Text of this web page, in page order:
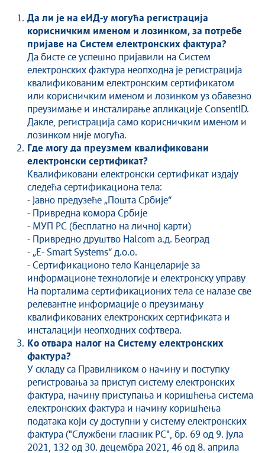
Да ли је на еИД-у могућа регистрација
корисничким именом и лозинком, за потребе
пријаве на Систем електронских фактура?
Да бисте се успешно пријавили на Систем
електронских фактура неопходна је регистрација
квалификованим електронским сертификатом
или корисничким именом и лозинком уз обавезно
преузимање и инсталирање апликације ConsentID.
Дакле, регистрација само корисничким именом и
лозинком није могућа.
Где могу да преузмем квалификовани
електронски сертификат?
Квалификовани електронски сертификат издају
следећа сертификациона тела:
- Јавно предузеће „Пошта Србије“
- Привредна комора Србије
- МУП РС (бесплатно на личној карти)
- Привредно друштво Halcom а.д. Београд
- „E- Smart Systems“ д.о.о.
- Сертификационо тело Канцеларије за
информационе технологије и електронску управу
На порталима сертификационих тела се налазе све
релевантне информације о преузимању
квалификованих електронских сертификата и
инсталацији неопходних софтвера.
Ко отвара налог на Систему електронских
фактура?
У складу са Правилником о начину и поступку
регистровања за приступ систему електронских
фактура, начину приступања и коришћења система
електронских фактура и начину коришћења
података који су доступни у систему електронских
фактура ("Службени гласник РС", бр. 69 од 9. јула
2021, 132 од 30. децембра 2021, 46 од 8. априла